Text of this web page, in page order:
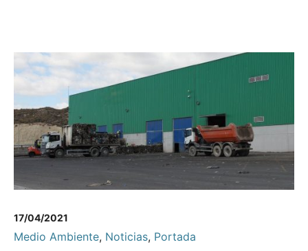
17/04/2021
Medio Ambiente, Noticias, Portada